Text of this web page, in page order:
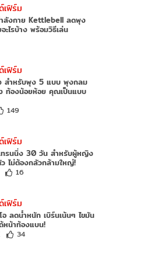
ฟิร์ม
ลังกาย Kettlebell ลดพุง
ไรบ้าง พร้อมวิธีเล่น
ฟิร์ม
สำหรับพุง 5 แบบ พุงกลม
ท้องน้อยห้อย คุณเป็นแบบ
149
ฟิร์ม
ทรนนิ่ง 30 วัน สำหรับผู้หญิง
ไม่ต้องกลัวกล้ามใหญ่!
16
ฟิร์ม
อ ลดน้ำหนัก เบิร์นเน้นๆ ไขมัน
หน้าท้องแบน!
34